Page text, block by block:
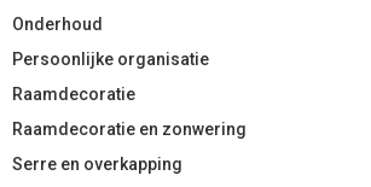
Onderhoud
Persoonlijke organisatie
Raamdecoratie
Raamdecoratie en zonwering
Serre en overkapping